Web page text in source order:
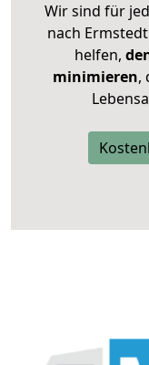
Wir sind für
nach
helfen,
minimieren,